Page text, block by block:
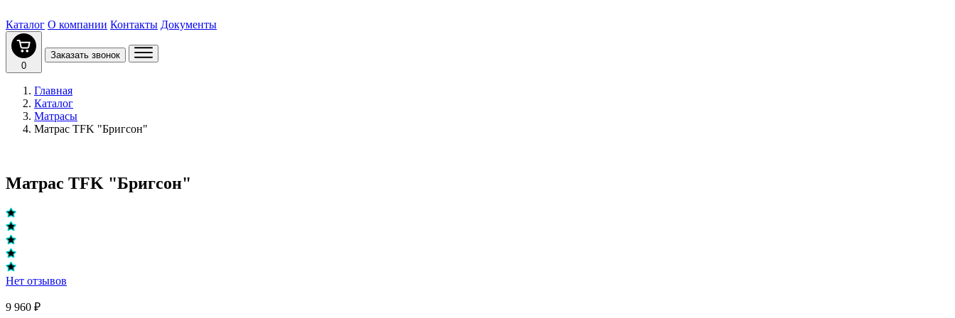
Каталог О компании Контакты Документы
0
Заказать звонок
Главная
Каталог
Матрасы
Матрас TFK "Бригсон"
Матрас TFK "Бригсон"
Нет отзывов
9 960 ₽